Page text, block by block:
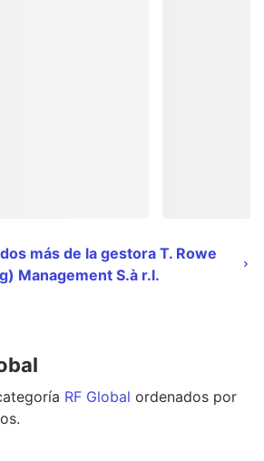
más de la gestora T. Rowe
Management S.à r.l.
RF Global ordenados por